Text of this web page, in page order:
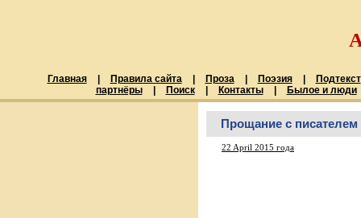
Главная Правила сайта Проза Поэзия
Подтекст
партнёры
Поиск Контакты Былое и люди
Прощание с
22 April 2015 года